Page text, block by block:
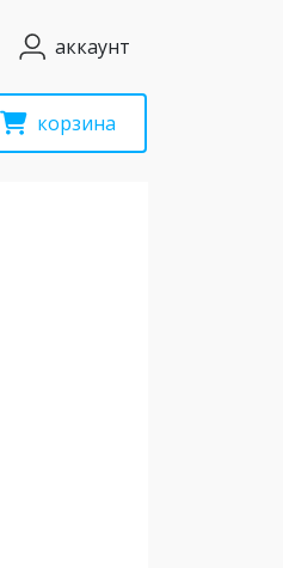
аккаунт
корзина